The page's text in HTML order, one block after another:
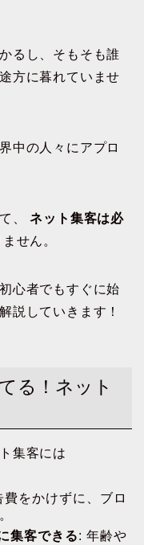
るし、そもそも誰
方に暮れていませ
中の人々にアプロ
、ネット集客は必
せん。
心者でもすぐに始
説していきます！
る！ネット
集客には
費をかけずに、ブロ
集客できる: 年齢や